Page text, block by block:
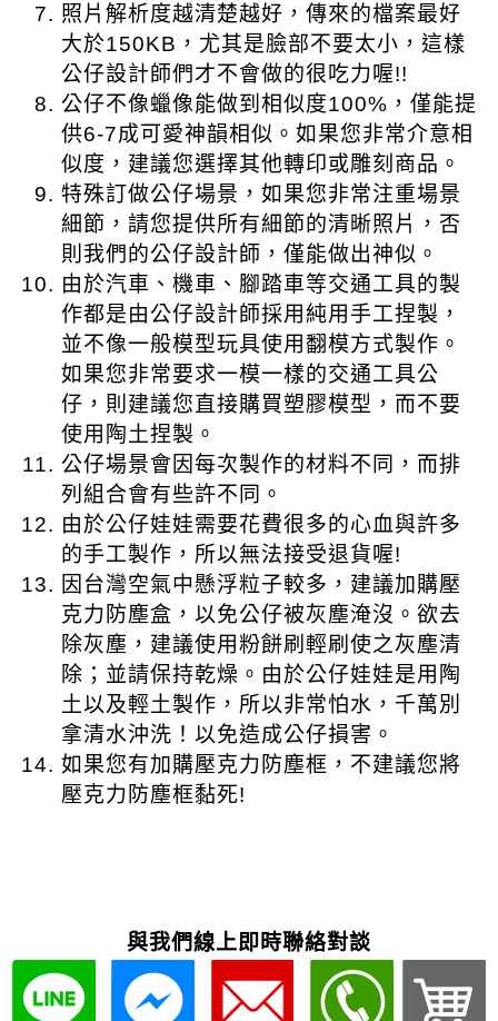
與我們線上即時聯絡對談